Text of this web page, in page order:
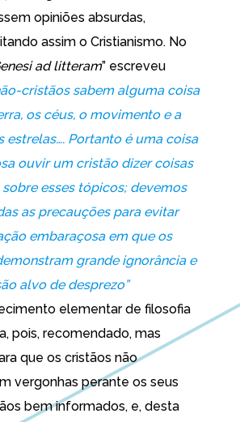
opiniões absurdas,
assim o Cristianismo. No
ad litteram” escreveu
cristãos sabem alguma coisa
os céus, o movimento e a
estrelas…. Portanto é uma coisa
ouvir um cristão dizer coisas
esses tópicos; devemos
as precauções para evitar
embaraçosa em que os
grande ignorância e
alvo de desprezo”
elementar de filosofia
pois, recomendado, mas
que os cristãos não
vergonhas perante os seus
bem informados, e, desta